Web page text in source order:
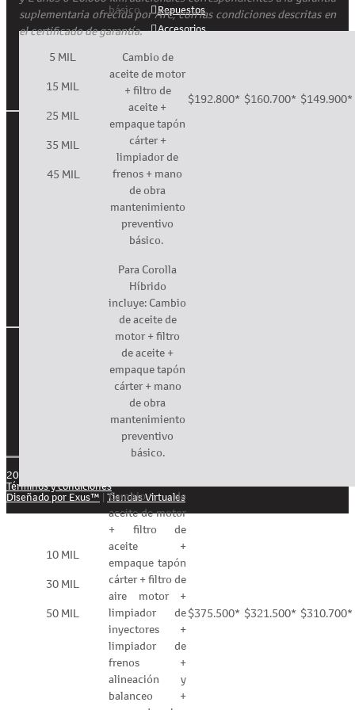
suplementaria ofrecida por ATC, con las condiciones descritas en
el certificado de garantía.
básico
5 MIL
15 MIL
25 MIL
35 MIL
45 MIL
Cambio de
aceite de motor
+ filtro de
aceite +
empaque tapón
cárter +
limpiador de
frenos + mano
de obra
mantenimiento
preventivo
básico.
Para Corolla
Híbrido
incluye: Cambio
de aceite de
motor + filtro
de aceite +
empaque tapón
cárter + mano
de obra
mantenimiento
preventivo
básico.
$192.800* $160.700* $149.900*
10 MIL
30 MIL
50 MIL
Cambio de
aceite de motor
+ filtro de
aceite +
empaque tapón
cárter + filtro de
aire motor +
limpiador de
inyectores +
limpiador de
frenos +
alineación y
balanceo +
$375.500* $321.500* $310.700*
Repuestos
Accesorios
Servicio al cliente
Actualiza tus datos
Darse de baja
PQRS
Línea Ética
Terminos y condiciones
Política de tratamiento de datos
Programa de transparencia y ética empresarial
SAGRILAFT
Redes sociales
Facebook
Instagram
2026 Vehicafe©. Todos los derechos reservados.
Términos y condiciones
Diseñado por Exus™ | Tiendas Virtuales